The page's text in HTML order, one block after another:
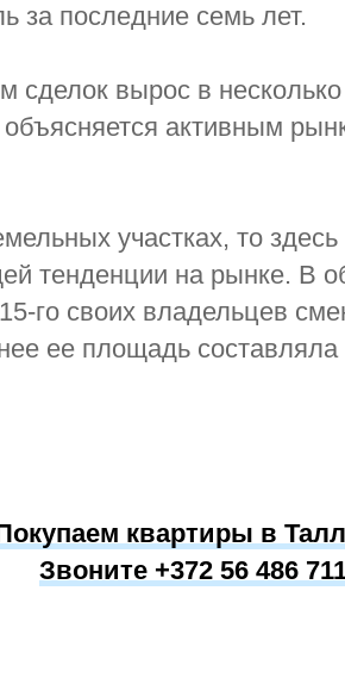
за последние семь лет.
сделок вырос в
объясняется активным
участках, то здесь
тенденции на рынке. В
го своих владельцев
ее площадь составляла
квартиры в
Звоните +372 56 486